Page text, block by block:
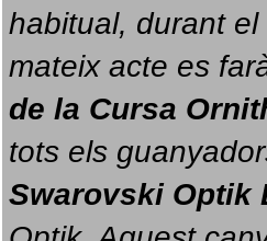
habitual, durant el
mateix acte es
de la Cursa
tots els
Swarovski Optik